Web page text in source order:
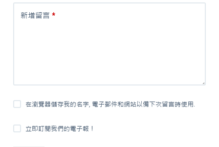
新增留言 *
在瀏覽器儲存我的名字, 電子郵件和網站以備下次留言時使用.
立即訂閱我們的電子報！